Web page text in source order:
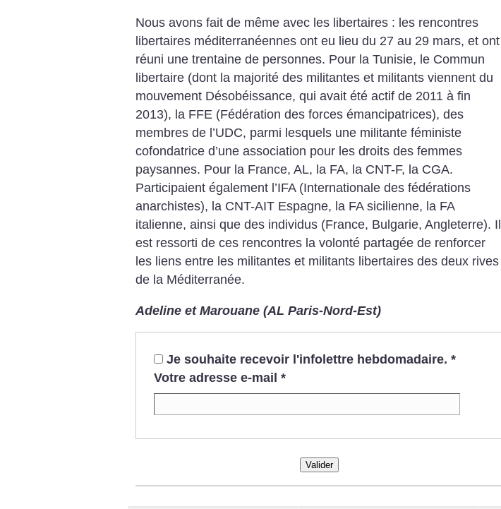
Nous avons fait de même avec les libertaires : les rencontres
libertaires méditerranéennes ont eu lieu du 27 au 29 mars, et ont
réuni une trentaine de personnes. Pour la Tunisie, le Commun
libertaire (dont la majorité des militantes et militants viennent du
mouvement Désobéissance, qui avait été actif de 2011 à fin
2013), la FFE (Fédération des forces émancipatrices), des
membres de l’UDC, parmi lesquels une militante féministe
cofondatrice d’une association pour les droits des femmes
paysannes. Pour la France, AL, la FA, la CNT-F, la CGA.
Participaient également l’IFA (Internationale des fédérations
anarchistes), la CNT-AIT Espagne, la FA sicilienne, la FA
italienne, ainsi que des individus (France, Bulgarie, Angleterre). Il
est ressorti de ces rencontres la volonté partagée de renforcer
les liens entre les militantes et militants libertaires des deux rives
de la Méditerranée.
Adeline et Marouane (AL Paris-Nord-Est)
Je souhaite recevoir l'infolettre hebdomadaire. *
Votre adresse e-mail *
Valider